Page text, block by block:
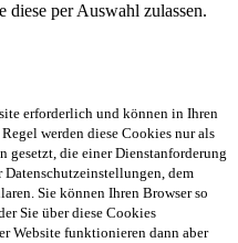
diese per Auswahl zulassen.
erforderlich und können in Ihren
werden diese Cookies nur als
die einer Dienstanforderung
Datenschutzeinstellungen, dem
Sie können Ihren Browser so
Sie über diese Cookies
Website funktionieren dann aber